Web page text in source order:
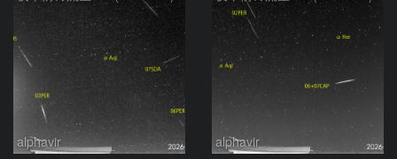
alphavir alphavir